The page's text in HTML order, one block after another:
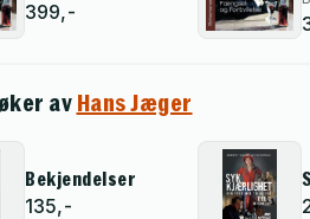
399,-
av Hans Jæger
Bekjendelser
135,-